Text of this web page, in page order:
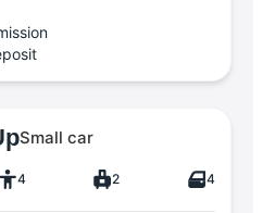
Small car
4 2 4